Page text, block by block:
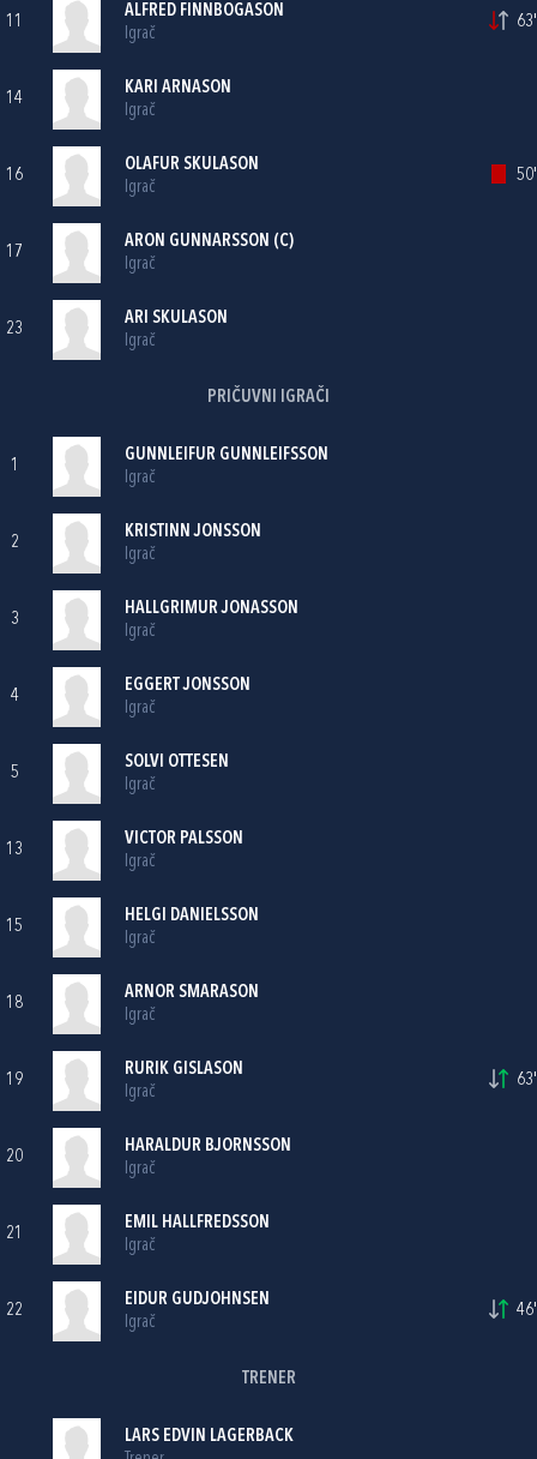
11
ALFRED FINNBOGASON
Igrač
63'
14
KARI ARNASON
Igrač
16
OLAFUR SKULASON
Igrač
50'
17
ARON GUNNARSSON (C)
Igrač
23
ARI SKULASON
Igrač
PRIČUVNI IGRAČI
1
GUNNLEIFUR GUNNLEIFSSON
Igrač
2
KRISTINN JONSSON
Igrač
3
HALLGRIMUR JONASSON
Igrač
4
EGGERT JONSSON
Igrač
5
SOLVI OTTESEN
Igrač
13
VICTOR PALSSON
Igrač
15
HELGI DANIELSSON
Igrač
18
ARNOR SMARASON
Igrač
19
RURIK GISLASON
Igrač
63'
20
HARALDUR BJORNSSON
Igrač
21
EMIL HALLFREDSSON
Igrač
22
EIDUR GUDJOHNSEN
Igrač
46'
TRENER
LARS EDVIN LAGERBACK